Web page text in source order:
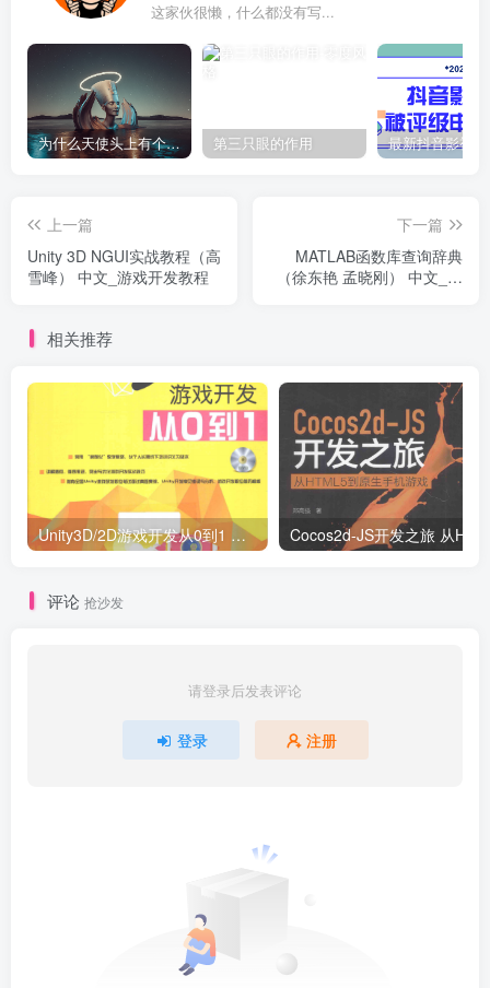
这家伙很懒，什么都没有写...
为什么天使头上有个圈？ 第三只眼的作用
上一篇
Unity 3D NGUI实战教程（高
雪峰） 中文_游戏开发教程
下一篇
MATLAB函数库查询辞典
（徐东艳 孟晓刚） 中文_游
相关推荐
Unity3D/2D游戏开发从0到1 （刘国柱著） 完整版_游戏开发教程
评论 抢沙发
请登录后发表评论
登录 注册